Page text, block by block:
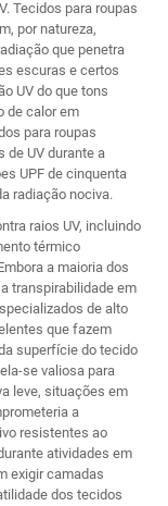
Tecidos para roupas
por natureza,
que penetra
escuras e certos
UV do que tons
de calor em
para roupas
de UV durante a
UPF de cinquenta
radiação nociva.
raios UV, incluindo
térmico
a maioria dos
transpirabilidade em
de alto
que fazem
superfície do tecido
se valiosa para
leve, situações em
a
resistentes ao
atividades em
exigir camadas
dos tecidos